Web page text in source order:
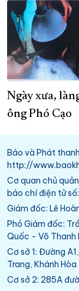
Ngày xưa,
ông Phó Cạo
Báo và Phát
http://
Cơ quan chủ
báo chí điện tử
Giám đốc: Lê
Phó Giám đốc:
Quốc - Võ Thanh
Cơ sở 1: Đường
Trang, Khánh Hòa
Cơ sở 2: 285A